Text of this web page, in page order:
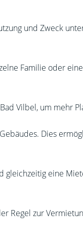
und Zweck
Familie oder
Vilbel, um mehr
Dies
eine
zur